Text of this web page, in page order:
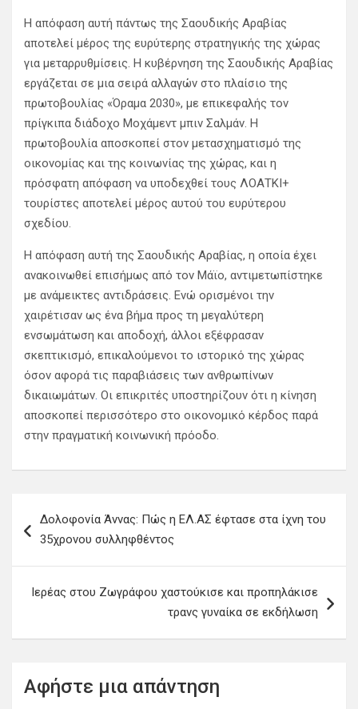
Η απόφαση αυτή πάντως της Σαουδικής Αραβίας
αποτελεί μέρος της ευρύτερης στρατηγικής της χώρας
για μεταρρυθμίσεις. Η κυβέρνηση της Σαουδικής Αραβίας
εργάζεται σε μια σειρά αλλαγών στο πλαίσιο της
πρωτοβουλίας «Όραμα 2030», με επικεφαλής τον
πρίγκιπα διάδοχο Μοχάμεντ μπιν Σαλμάν. Η
πρωτοβουλία αποσκοπεί στον μετασχηματισμό της
οικονομίας και της κοινωνίας της χώρας, και η
πρόσφατη απόφαση να υποδεχθεί τους ΛΟΑΤΚΙ+
τουρίστες αποτελεί μέρος αυτού του ευρύτερου
σχεδίου.
Η απόφαση αυτή της Σαουδικής Αραβίας, η οποία έχει
ανακοινωθεί επισήμως από τον Μάϊο, αντιμετωπίστηκε
με ανάμεικτες αντιδράσεις. Ενώ ορισμένοι την
χαιρέτισαν ως ένα βήμα προς τη μεγαλύτερη
ενσωμάτωση και αποδοχή, άλλοι εξέφρασαν
σκεπτικισμό, επικαλούμενοι το ιστορικό της χώρας
όσον αφορά τις παραβιάσεις των ανθρωπίνων
δικαιωμάτων. Οι επικριτές υποστηρίζουν ότι η κίνηση
αποσκοπεί περισσότερο στο οικονομικό κέρδος παρά
στην πραγματική κοινωνική πρόοδο.
η
Δολοφονία Άννας: Πώς η ΕΛ.ΑΣ έφτασε στα ίχνη του
35χρονου συλληφθέντος
Ιερέας στου Ζωγράφου χαστούκισε και προπηλάκισε
τρανς γυναίκα σε εκδήλωση
Αφήστε μια απάντηση